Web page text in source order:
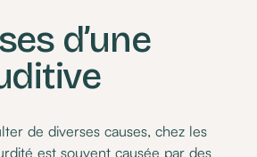
d’une
de diverses causes, chez les
est souvent causée par des